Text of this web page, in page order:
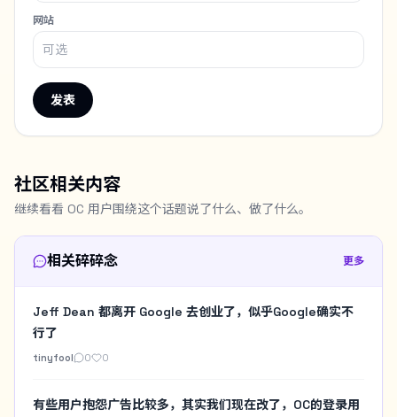
网站
发表
社区相关内容
继续看看 OC 用户围绕这个话题说了什么、做了什么。
相关碎碎念 更多
Jeff Dean 都离开 Google 去创业了，似乎Google确实不
行了
tinyfool 0 0
有些用户抱怨广告比较多，其实我们现在改了，OC的登录用